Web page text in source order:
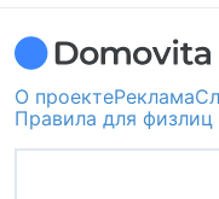
О проектеРеклама
Правила для физлиц